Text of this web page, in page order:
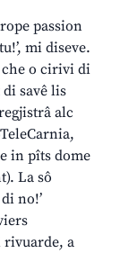
passion
mi diseve.
che o cirivi di
savê lis
alc
in pîts dome
La sô
no!’
rivuarde, a